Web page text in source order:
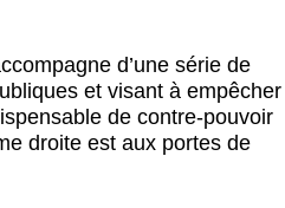
d’une série de
et visant à empêcher
de contre-pouvoir
droite est aux portes de